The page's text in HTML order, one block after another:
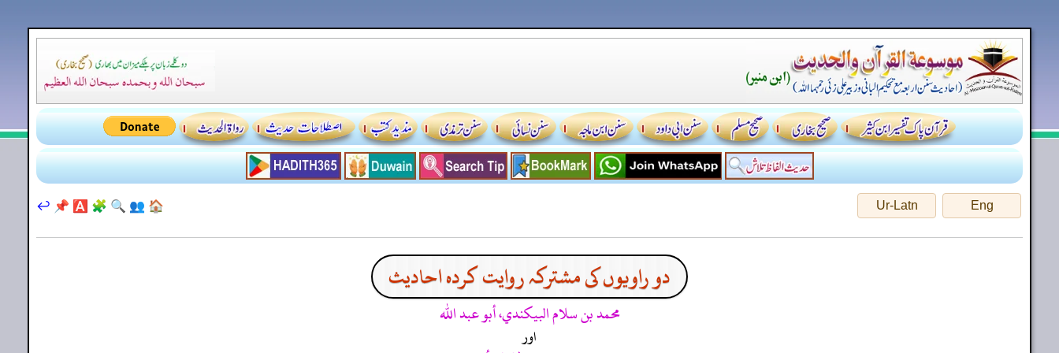
Eng
Ur-Latn
🏠
👥
🔍
🧩
🅰️
📌
↩️
دو راویوں کی مشترکہ روایت کردہ احادیث
محمد بن سلام البيكندي، أبو عبد الله
اور